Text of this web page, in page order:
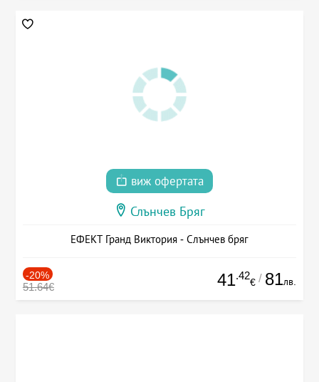
виж офертата
Слънчев Бряг
ЕФЕКТ Гранд Виктория - Слънчев бряг
-20%
51.64€ 41.42
€ / 81лв.